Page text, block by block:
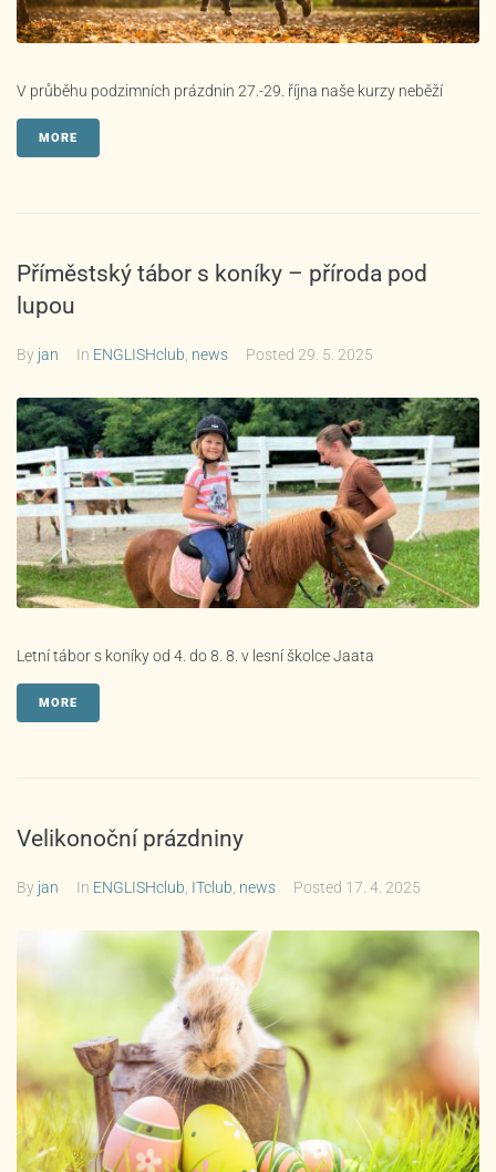
V průběhu podzimních prázdnin 27.-29. října naše kurzy neběží
MORE
Příměstský tábor s koníky – příroda pod
lupou
By jan In ENGLISHclub, news Posted 29. 5. 2025
Letní tábor s koníky od 4. do 8. 8. v lesní školce Jaata
MORE
Velikonoční prázdniny
By jan In ENGLISHclub ITclub news Posted 17. 4. 2025